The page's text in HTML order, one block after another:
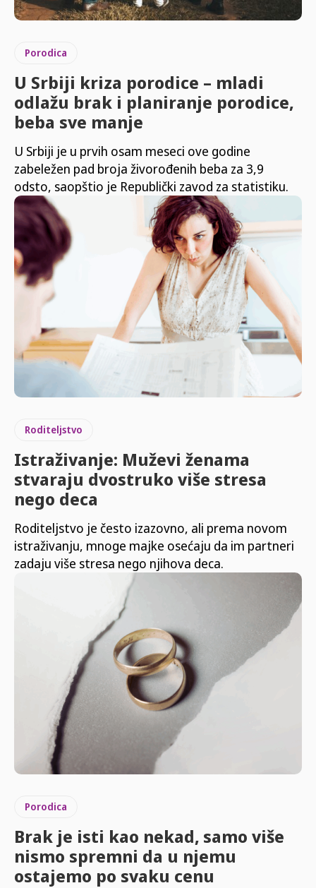
Porodica
U Srbiji kriza porodice – mladi
odlažu brak i planiranje porodice,
beba sve manje
U Srbiji je u prvih osam meseci ove godine
zabeležen pad broja živorođenih beba za 3,9
odsto, saopštio je Republički zavod za statistiku.
Roditeljstvo
Istraživanje: Muževi ženama
stvaraju dvostruko više stresa
nego deca
Roditeljstvo je često izazovno, ali prema novom
istraživanju, mnoge majke osećaju da im partneri
zadaju više stresa nego njihova deca.
Porodica
Brak je isti kao nekad, samo više
nismo spremni da u njemu
ostajemo po svaku cenu